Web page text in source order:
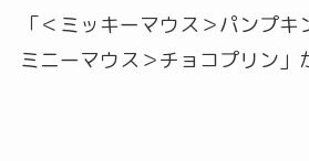
「＜ミッキーマウス＞パンプキ
ミニーマウス＞チョコプリン